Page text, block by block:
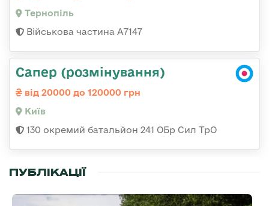
Тернопіль
Військова частина А7147
Сапер (розмінування)
від 20000 до 120000 грн
Київ
130 окремий батальйон 241 ОБр Сил ТрО
ПУБЛІКАЦІЇ